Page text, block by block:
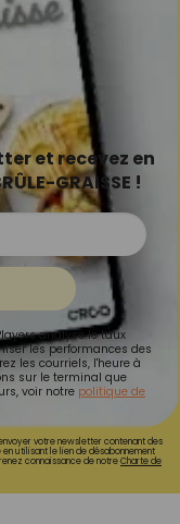
et recevez en
GRAISSE !
analyse le taux
les performances des
les courriels, l'heure à
sur le terminal que
voir notre politique de
votre newsletter contenant des
utilisant le lien de désabonnement
connaissance de notreCharte de